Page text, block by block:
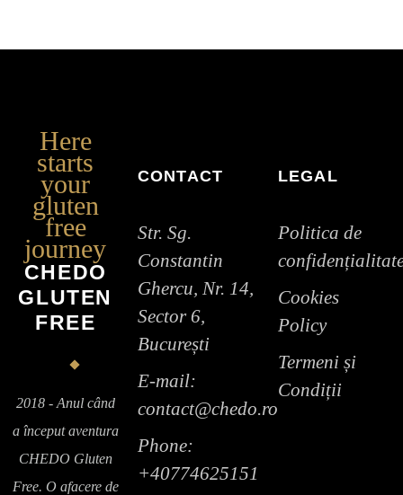
Here
starts
your
gluten
free
journey
CHEDO
GLUTEN
FREE
2018 - Anul când
a început aventura
CHEDO Gluten
Free. O afacere de
CONTACT
Str. Sg.
Constantin
Ghercu, Nr. 14,
Sector 6,
București
E-mail:
contact@chedo.ro
Phone:
+40774625151
LEGAL
Politica de
Cookies
Policy
Termeni și
Condiții